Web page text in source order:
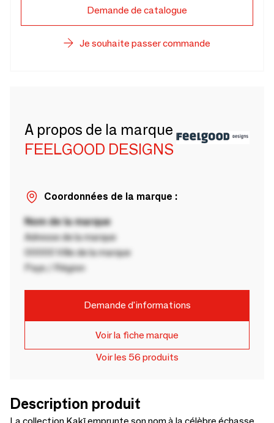
Demande de catalogue
Je souhaite passer commande
A propos de la marque
FEELGOOD DESIGNS
Coordonnées de la marque :
Nom de la marque
Adresse de la marque
00000 Ville de la marque
Pays / Région
Demande d'informations
Voir la fiche marque
Voir les 56 produits
Description produit
La collection Kakī emprunte son nom à la célèbre échasse